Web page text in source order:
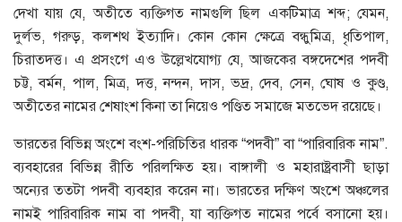
দেখা যায় যে, অতীতে ব্যক্তিগত নামগুলি ছিল একটিমাত্র শব্দ; যেমন,
দুর্লভ, গরুড়, কলশথ ইত্যাদি। কোন কোন ক্ষেত্রে বন্ধুমিত্র, ধৃতিপাল,
চিরাতদত্ত। এ প্রসংগে এও উল্লেখযােগ্য যে, আজকের বঙ্গদেশের পদবী
চট্ট, বর্মন, পাল, মিত্র, দত্ত, নন্দন, দাস, ভদ্র, দেব, সেন, ঘােষ ও কুণ্ড,
অতীতের নামের শেষাংশ কিনা তা নিয়েও পণ্ডিত সমাজে মতভেদ রয়েছে।
ভারতের বিভিন্ন অংশে বংশ-পরিচিতির ধারক “পদবী” বা “পারিবারিক নাম”.
ব্যবহারের বিভিন্ন রীতি পরিলক্ষিত হয়। বাঙ্গালী ও মহারাষ্ট্রবাসী ছাড়া
অন্যের ততটা পদবী ব্যবহার করেন না। ভারতের দক্ষিণ অংশে অঞ্চলের
নামই পারিবারিক নাম বা পদবী, যা ব্যক্তিগত নামের পর্বে বসানাে হয়।